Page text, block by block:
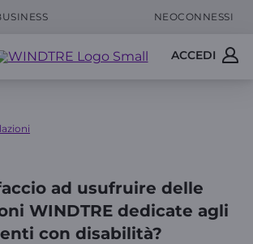
NEOCONNESSI
ACCEDI
ad usufruire delle
WINDTRE dedicate agli
con disabilità?